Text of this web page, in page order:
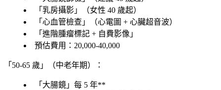
「 乳房攝影 」（女性 40 歲起）
「 心血管檢查 」（心電圖 + 心臟超音波）
「 進階腫瘤標記 + 自費影像 」
預估費用 ：20,000-40,000
「50-65 歲」（中老年期）：
「大腸鏡」每 5 年**